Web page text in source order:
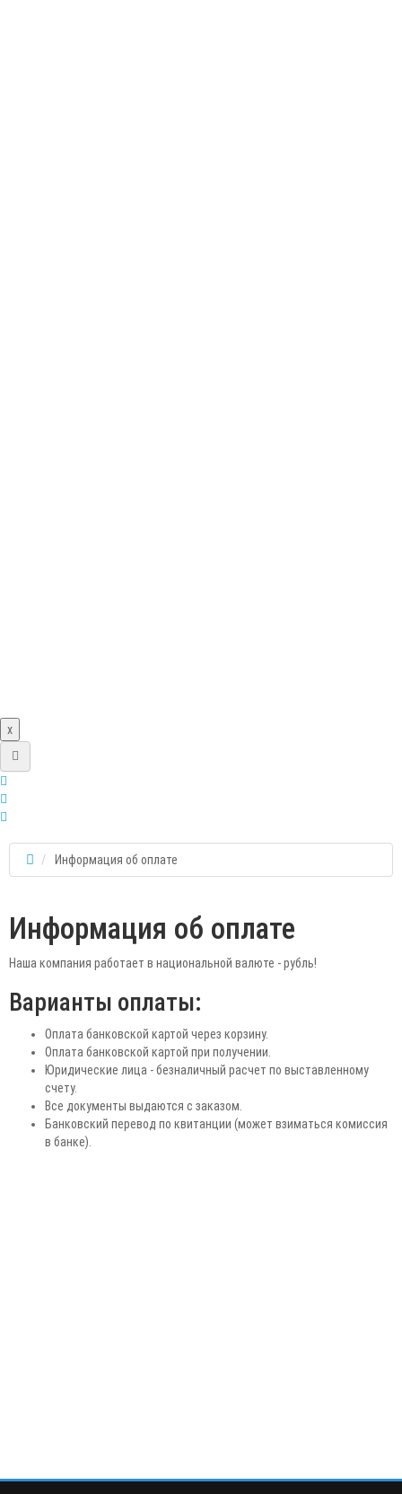
x
Информация об оплате
Информация об оплате
Наша компания работает в национальной валюте - рубль!
Варианты оплаты:
Оплата банковской картой через корзину.
Оплата банковской картой при получении.
Юридические лица - безналичный расчет по выставленному
счету.
Все документы выдаются с заказом.
Банковский перевод по квитанции (может взиматься комиссия
в банке).